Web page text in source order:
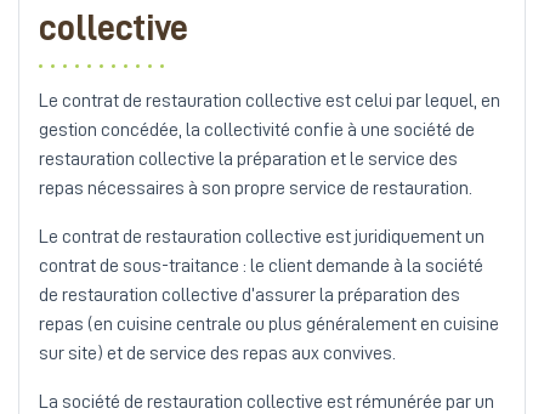
collective
Le contrat de restauration collective est celui par lequel, en
gestion concédée, la collectivité confie à une société de
restauration collective la préparation et le service des
repas nécessaires à son propre service de restauration.
Le contrat de restauration collective est juridiquement un
contrat de sous-traitance : le client demande à la société
de restauration collective d’assurer la préparation des
repas (en cuisine centrale ou plus généralement en cuisine
sur site) et de service des repas aux convives.
La société de restauration collective est rémunérée par un